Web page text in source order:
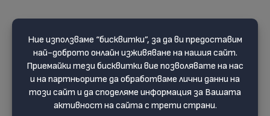
Микровълнова фурна Vintage 20L
(1)
209.99 €167.99 €